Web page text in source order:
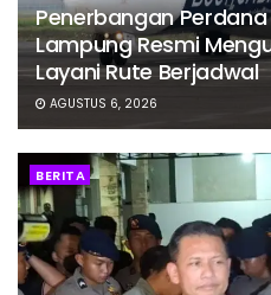
Penerbangan
Lampung Resmi
Layani Rute Berjadwal
AGUSTUS 6, 2026
BERITA